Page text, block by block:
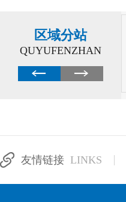
区域分站
QUYUFENZHAN
友情链接 LINKS